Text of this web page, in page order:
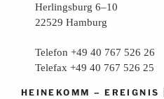
Herlingsburg 6–10
22529 Hamburg
Telefon +49 40 767 526 26
Telefax +49 40 767 526 25
HEINEKOMM –EREIGNIS